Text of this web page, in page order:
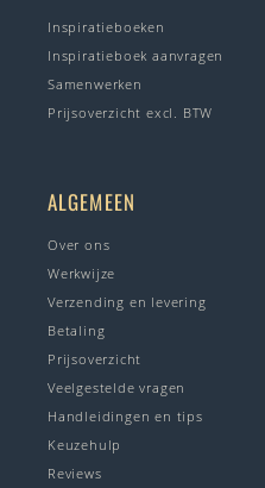
Inspiratieboeken
Inspiratieboek aanvragen
Samenwerken
Prijsoverzicht excl. BTW
ALGEMEEN
Over ons
Werkwijze
Verzending en levering
Betaling
Prijsoverzicht
Veelgestelde vragen
Handleidingen en tips
Keuzehulp
Reviews